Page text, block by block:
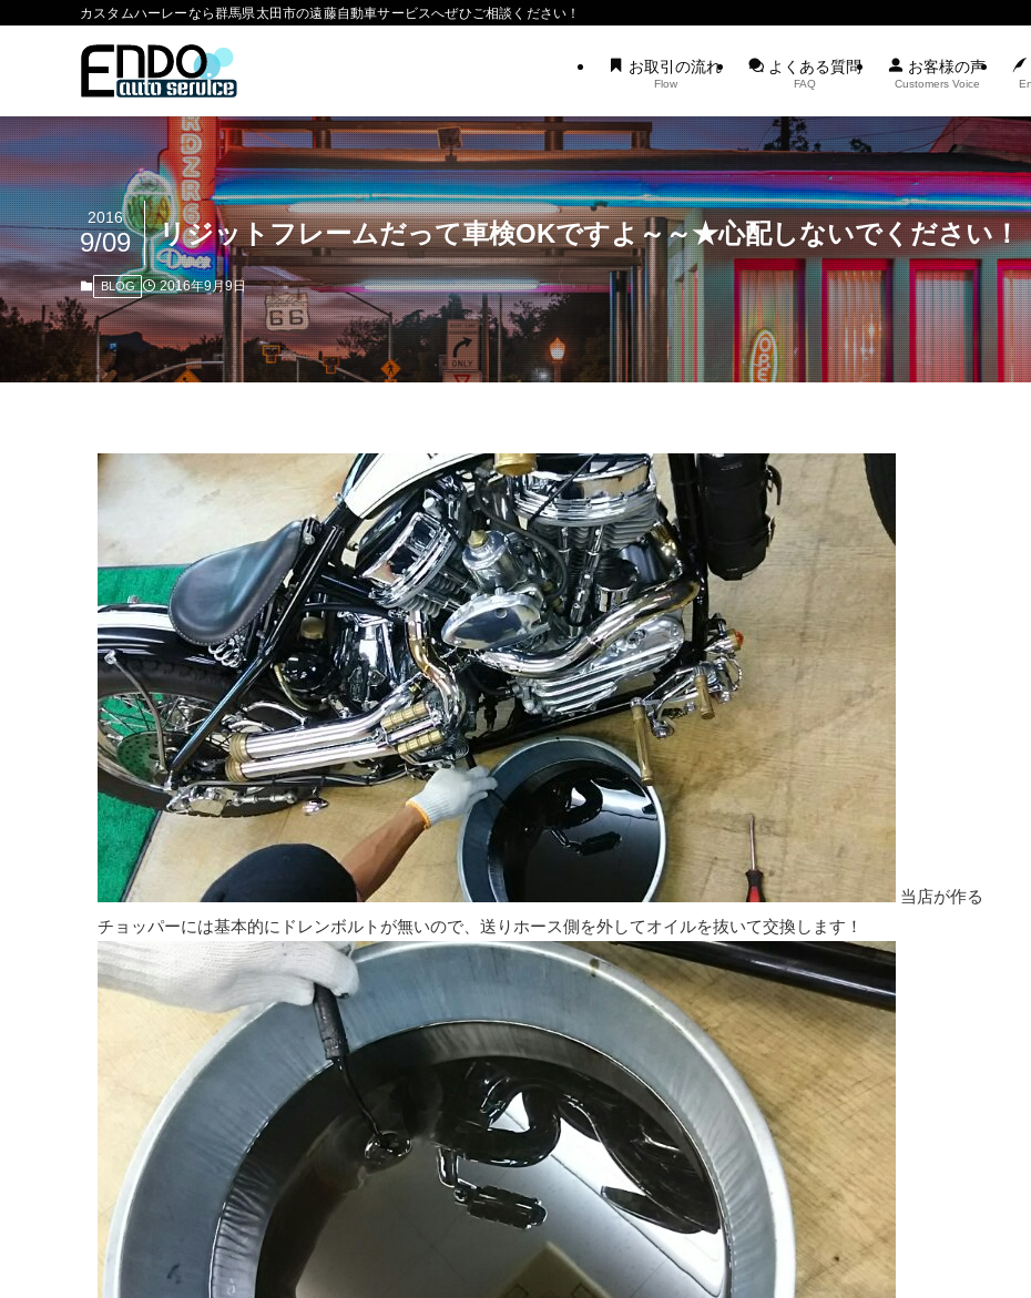
カスタムハーレーなら群馬県太田市の遠藤自動車サービスへぜひご相談ください！
お取引の流れ
Flow
よくある質問
FAQ
お客様の声
Customers Voice
リジットフレームだって車検OKですよ～～★心配しないでください！
2016
9/09
BLOG 2016年9月9日
当店が作る
チョッパーには基本的にドレンボルトが無いので、送りホース側を外してオイルを抜いて交換します！